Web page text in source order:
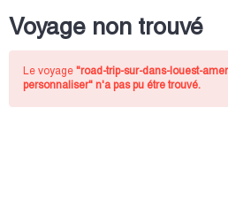
Voyage non trouvé
Le voyage "road-trip-sur-dans-louest-
personnaliser" n'a pas pu étre trouvé.